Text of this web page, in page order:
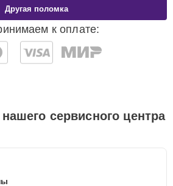
к оплате:
Другая поломка
сервисного центра